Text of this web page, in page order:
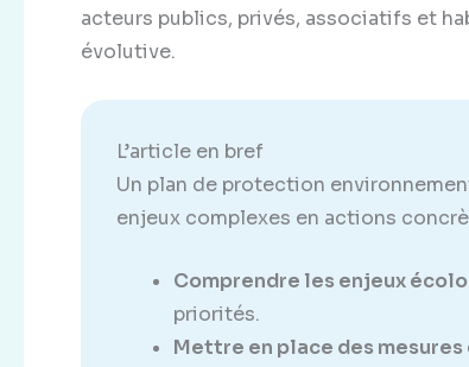
acteurs publics, privés, associatifs et
évolutive.
L’article en bref
Un plan de protection
enjeux complexes en actions
Comprendre les enjeux
priorités.
Mettre en place des mesures